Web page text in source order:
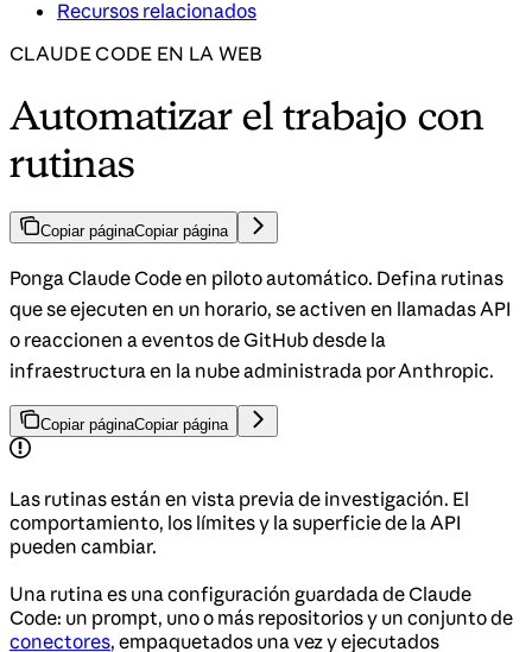
Recursos relacionados
CLAUDE CODE EN LA WEB
Automatizar el trabajo con
rutinas
Copiar páginaCopiar página
Ponga Claude Code en piloto automático. Defina rutinas
que se ejecuten en un horario, se activen en llamadas API
o reaccionen a eventos de GitHub desde la
infraestructura en la nube administrada por Anthropic.
Copiar páginaCopiar página
Las rutinas están en vista previa de investigación. El
comportamiento, los límites y la superficie de la API
pueden cambiar.
Una rutina es una configuración guardada de Claude
Code: un prompt, uno o más repositorios y un conjunto de
conectores, empaquetados una vez y ejecutados